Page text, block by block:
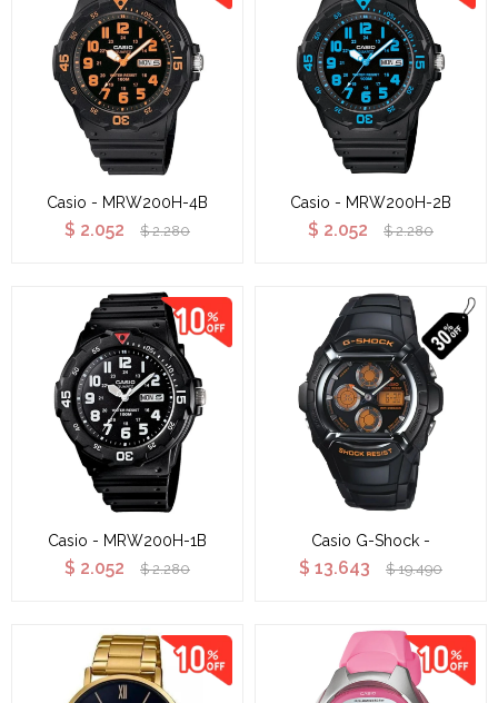
Casio - MRW200H-4B
$ 2.052 $ 2.280
Casio - MRW200H-2B
$ 2.052 $ 2.280
Casio - MRW200H-1B
$ 2.052 $ 2.280
Casio G-Shock -
$ 13.643 $ 19.490